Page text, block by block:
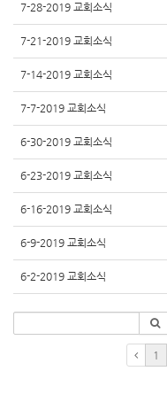
7-28-2019 교회소식
7-21-2019 교회소식
7-14-2019 교회소식
7-7-2019 교회소식
6-30-2019 교회소식
6-23-2019 교회소식
6-16-2019 교회소식
6-9-2019 교회소식
6-2-2019 교회소식
1